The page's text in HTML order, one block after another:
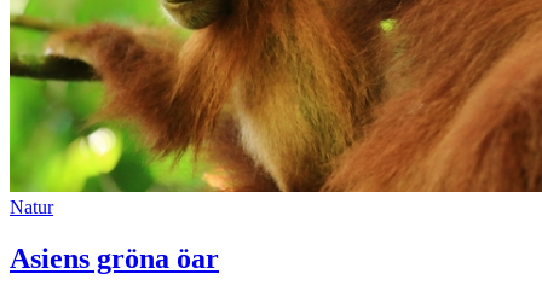
Natur
Asiens gröna öar